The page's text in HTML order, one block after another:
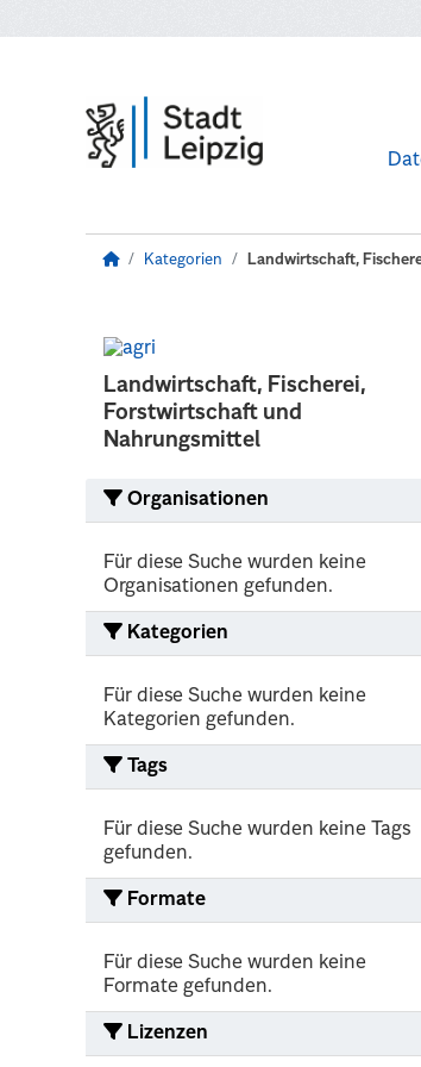
Kategorien Landwirtschaft,
Landwirtschaft, Fischerei,
Forstwirtschaft und
Nahrungsmittel
Organisationen
Für diese Suche wurden keine
Organisationen gefunden.
Kategorien
Für diese Suche wurden keine
Kategorien gefunden.
Tags
Für diese Suche wurden keine Tags
gefunden.
Formate
Für diese Suche wurden keine
Formate gefunden.
Lizenzen